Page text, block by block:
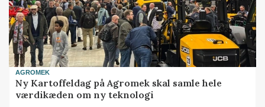
AGROMEK
Ny Kartoffeldag på Agromek skal samle hele
værdikæden om ny teknologi